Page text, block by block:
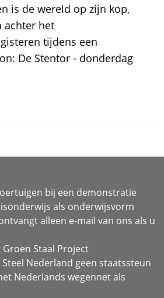
is de wereld op zijn kop,
achter het
tijdens een
De Stentor - donderdag
bij een demonstratie
als onderwijsvorm
alleen e-mail van ons als u
Groen Staal Project
Steel Nederland geen staatssteun
Nederlands wegennet als